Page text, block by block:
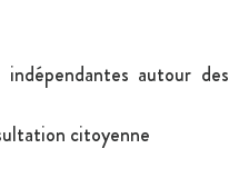
autour des
citoyenne